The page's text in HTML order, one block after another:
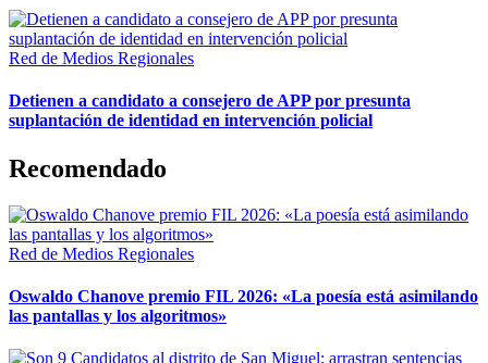
Red de Medios Regionales
Detienen a candidato a consejero de APP por presunta
suplantación de identidad en intervención policial
Recomendado
Red de Medios Regionales
Oswaldo Chanove premio FIL 2026: «La poesía está asimilando
las pantallas y los algoritmos»